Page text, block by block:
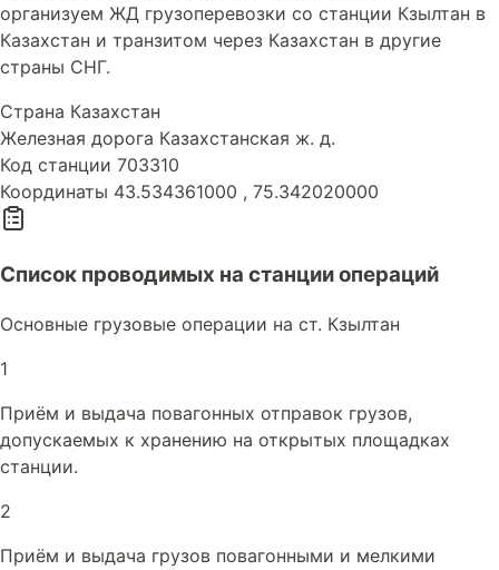
организуем ЖД грузоперевозки со станции Кзылтан в
Казахстан и транзитом через Казахстан в другие
страны СНГ.
Страна Казахстан
Железная дорога Казахстанская ж. д.
Код станции 703310
Координаты 43.534361000 , 75.342020000
Список проводимых на станции операций
Основные грузовые операции на ст. Кзылтан
1
Приём и выдача повагонных отправок грузов,
допускаемых к хранению на открытых площадках
станции.
2
Приём и выдача грузов повагонными и мелкими